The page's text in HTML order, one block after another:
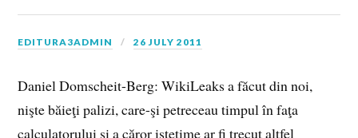
EDITURA3ADMIN 26 JULY 2011
Daniel Domscheit-Berg: WikiLeaks a făcut din noi,
nişte băieţi palizi, care-şi petreceau timpul în faţa
calculatorului şi a căror isteţime ar fi trecut altfel